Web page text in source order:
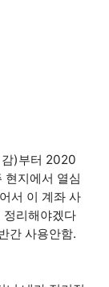
감)부터 2020
현지에서 열심
서 이 계좌 사
리해야겠다
간 사용안함.